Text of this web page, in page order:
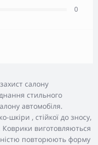
салону
стильного
автомобіля.
шкіри , стійкої до зносу,
виготовляються
повторюють форму
0